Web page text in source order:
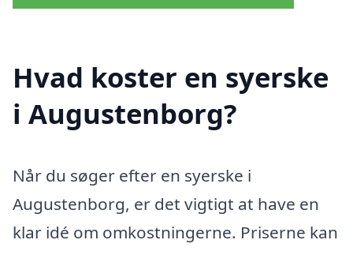
Hvad koster en syerske
i Augustenborg?
Når du søger efter en syerske i
Augustenborg, er det vigtigt at have en
klar idé om omkostningerne. Priserne kan